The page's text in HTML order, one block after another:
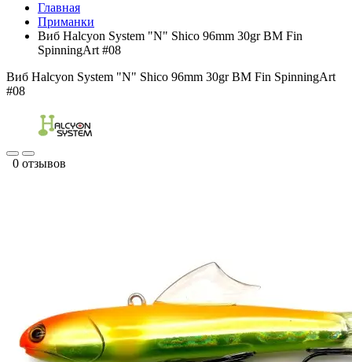
Главная
Приманки
Виб Halcyon System "N" Shico 96mm 30gr BM Fin
SpinningArt #08
Виб Halcyon System "N" Shico 96mm 30gr BM Fin SpinningArt
#08
0 отзывов